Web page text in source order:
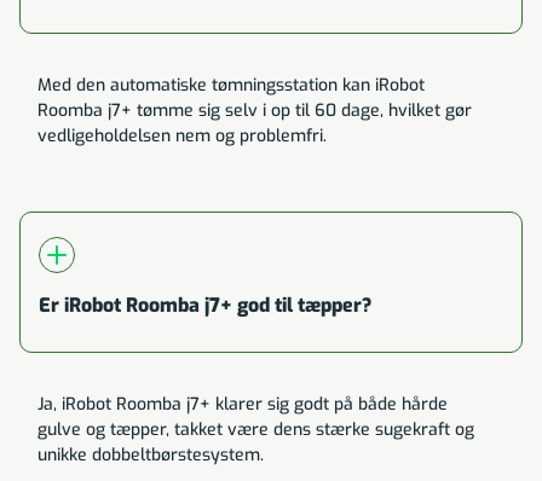
Med den automatiske tømningsstation kan iRobot
Roomba j7+ tømme sig selv i op til 60 dage, hvilket gør
vedligeholdelsen nem og problemfri.
Er iRobot Roomba j7+ god til tæpper?
Ja, iRobot Roomba j7+ klarer sig godt på både hårde
gulve og tæpper, takket være dens stærke sugekraft og
unikke dobbeltbørstesystem.